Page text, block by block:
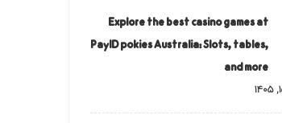
Explore the best casino games at
PayID pokies Australia: Slots, tables,
and more